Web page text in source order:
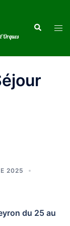
2025
du 25 au